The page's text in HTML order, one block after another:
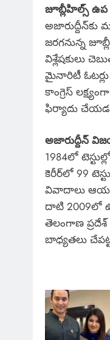
జూబ్లీహిల్స్ ఉప
అజారుద్దీన్‌కు
జరగనున్న
విశ్లేషకులు
మైనారిటీ
కాంగ్రెస్
ఫిర్యాదు
అజారుద్దీన్
1984లో
కెరీర్‌లో 99
వివాదాలు ఆయన
దాటి 2009లో
తెలంగాణ ప్రదేశ్
బాధ్యతలు